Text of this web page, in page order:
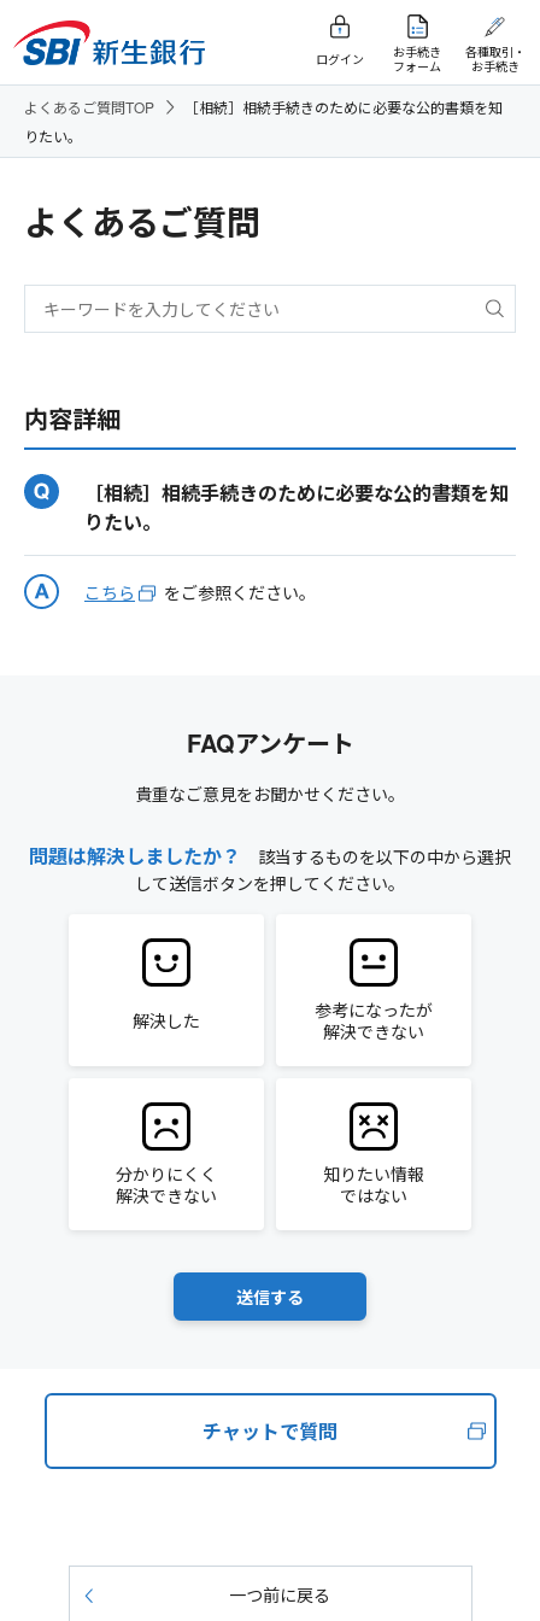
ログイン
お手続き
フォーム
各種取引・
お手続き
よくあるご質問TOP
［相続］相続手続きのために必要な公的書類を知
りたい。
よくあるご質問
内容詳細
［相続］相続手続きのために必要な公的書類を知
りたい。
こちら をご参照ください。
FAQアンケート
貴重なご意見をお聞かせください。
問題は解決しましたか？
該当するものを以下の中から選択
して送信ボタンを押してください。
解決した
参考になったが
解決できない
分かりにくく
解決できない
知りたい情報
ではない
チャットで質問
一つ前に戻る